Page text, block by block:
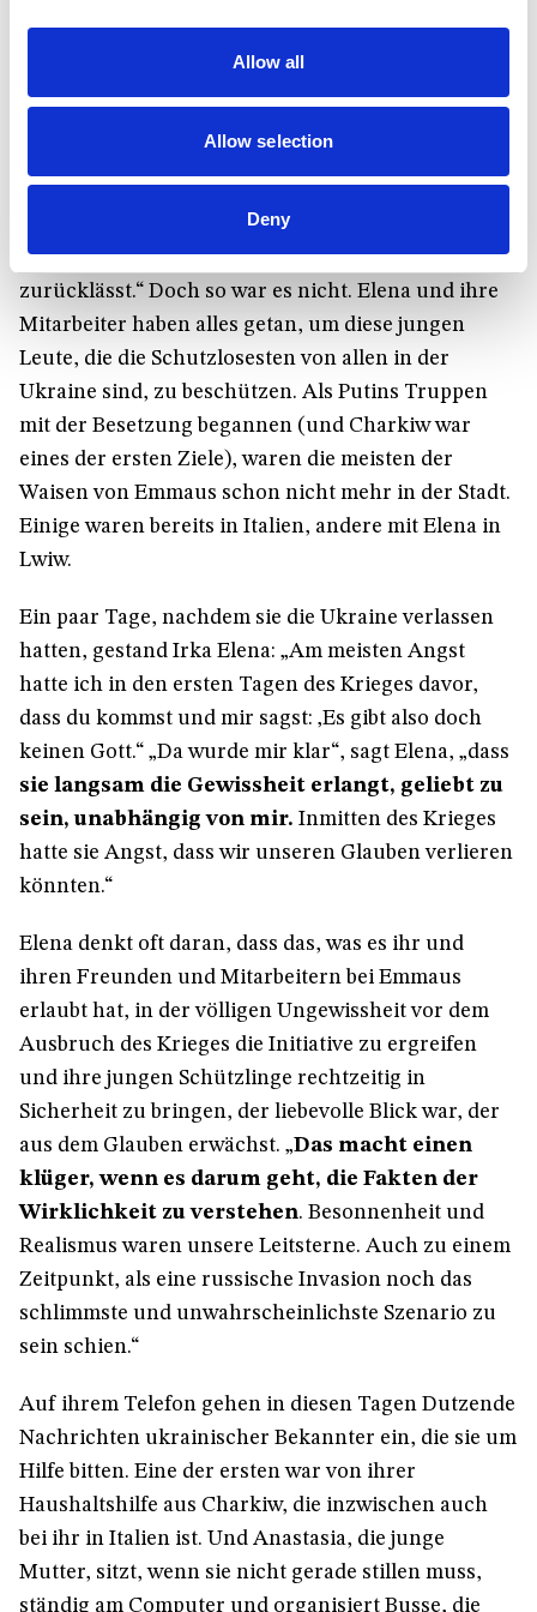
Allow all
Allow selection
Deny
nichts könne von Dauer sein. Jede von ihnen ist
ein Meer des Leids. „Sie haben Krieg bereits in
anderer Form erlebt. Sie haben die totale Gewalt
überlegten, wie sie die Mädchen in Sicherheit
bringen könnten: „Ich bin mir sicher, dass du
zurück nach Italien gehst und uns hier
zurücklässt.“ Doch so war es nicht. Elena und ihre
Mitarbeiter haben alles getan, um diese jungen
Leute, die die Schutzlosesten von allen in der
Ukraine sind, zu beschützen. Als Putins Truppen
mit der Besetzung begannen (und Charkiw war
eines der ersten Ziele), waren die meisten der
Waisen von Emmaus schon nicht mehr in der Stadt.
Einige waren bereits in Italien, andere mit Elena in
Lwiw.
Ein paar Tage, nachdem sie die Ukraine verlassen
hatten, gestand Irka Elena: „Am meisten Angst
hatte ich in den ersten Tagen des Krieges davor,
dass du kommst und mir sagst: ‚Es gibt also doch
keinen Gott.“ „Da wurde mir klar“, sagt Elena, „dass
sie langsam die Gewissheit erlangt, geliebt zu
sein, unabhängig von mir. Inmitten des Krieges
hatte sie Angst, dass wir unseren Glauben verlieren
könnten.“
Elena denkt oft daran, dass das, was es ihr und
ihren Freunden und Mitarbeitern bei Emmaus
erlaubt hat, in der völligen Ungewissheit vor dem
Ausbruch des Krieges die Initiative zu ergreifen
und ihre jungen Schützlinge rechtzeitig in
Sicherheit zu bringen, der liebevolle Blick war, der
aus dem Glauben erwächst. „Das macht einen
klüger, wenn es darum geht, die Fakten der
Wirklichkeit zu verstehen. Besonnenheit und
Realismus waren unsere Leitsterne. Auch zu einem
Zeitpunkt, als eine russische Invasion noch das
schlimmste und unwahrscheinlichste Szenario zu
sein schien.“
Auf ihrem Telefon gehen in diesen Tagen Dutzende
Nachrichten ukrainischer Bekannter ein, die sie um
Hilfe bitten. Eine der ersten war von ihrer
Haushaltshilfe aus Charkiw, die inzwischen auch
bei ihr in Italien ist. Und Anastasia, die junge
Mutter, sitzt, wenn sie nicht gerade stillen muss,
ständig am Computer und organisiert Busse, die